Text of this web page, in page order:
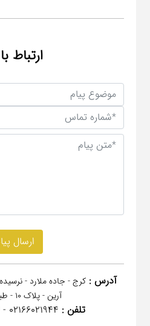
ارتباط
آدرس : کرج - جاده ملارد -
آرین - پلاک 10 - طبقه همکف
تلفن : 02166021944 - 02632302759